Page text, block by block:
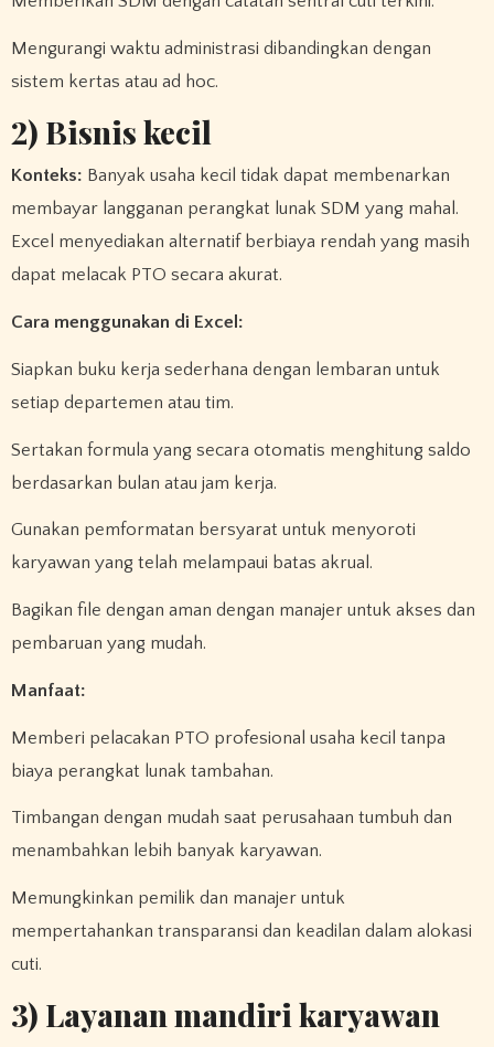
Mengurangi waktu administrasi dibandingkan dengan
sistem kertas atau ad hoc.
2) Bisnis kecil
Konteks: Banyak usaha kecil tidak dapat membenarkan
membayar langganan perangkat lunak SDM yang mahal.
Excel menyediakan alternatif berbiaya rendah yang masih
dapat melacak PTO secara akurat.
Cara menggunakan di Excel:
Siapkan buku kerja sederhana dengan lembaran untuk
setiap departemen atau tim.
Sertakan formula yang secara otomatis menghitung saldo
berdasarkan bulan atau jam kerja.
Gunakan pemformatan bersyarat untuk menyoroti
karyawan yang telah melampaui batas akrual.
Bagikan file dengan aman dengan manajer untuk akses dan
pembaruan yang mudah.
Manfaat:
Memberi pelacakan PTO profesional usaha kecil tanpa
biaya perangkat lunak tambahan.
Timbangan dengan mudah saat perusahaan tumbuh dan
menambahkan lebih banyak karyawan.
Memungkinkan pemilik dan manajer untuk
mempertahankan transparansi dan keadilan dalam alokasi
cuti.
3) Layanan mandiri karyawan